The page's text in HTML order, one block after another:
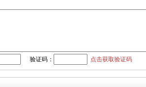
验证码： 点击获取验证码